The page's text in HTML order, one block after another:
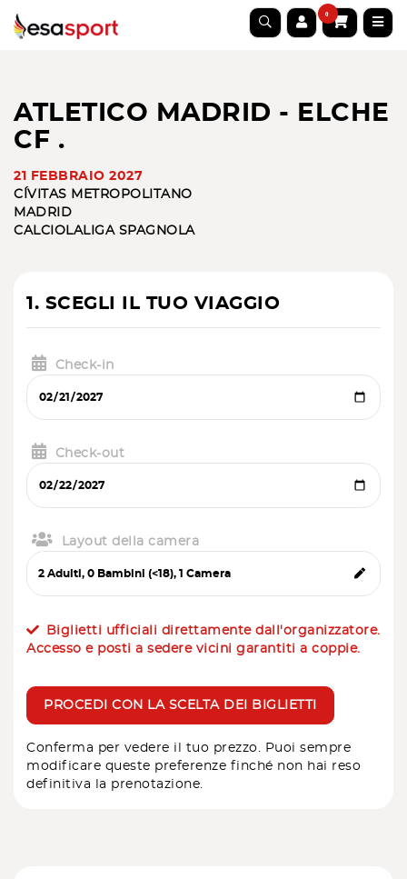
0
ATLETICO MADRID - ELCHE
CF .
21 FEBBRAIO 2027
CÍVITAS METROPOLITANO
MADRID
CALCIO LALIGA SPAGNOLA
1. SCEGLI IL TUO VIAGGIO
Check-in
Check-out
Layout della camera
Biglietti ufficiali direttamente dall'organizzatore.
Accesso e posti a sedere vicini garantiti a coppie.
PROCEDI CON LA SCELTA DEI BIGLIETTI
Conferma per vedere il tuo prezzo. Puoi sempre
modificare queste preferenze finché non hai reso
definitiva la prenotazione.